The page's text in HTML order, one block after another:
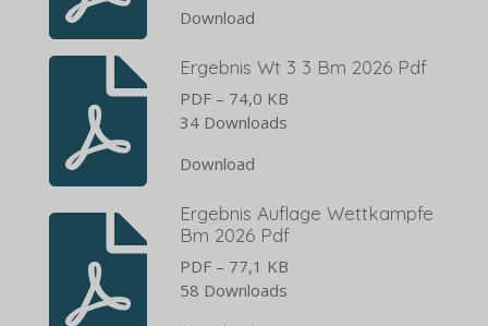
Download
Ergebnis Wt 3 3 Bm 2026 Pdf
PDF – 74,0 KB
34 Downloads
Download
Ergebnis Auflage Wettkampfe
Bm 2026 Pdf
PDF – 77,1 KB
58 Downloads